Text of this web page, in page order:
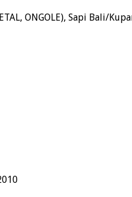
ONGOLE), Sapi Bali/